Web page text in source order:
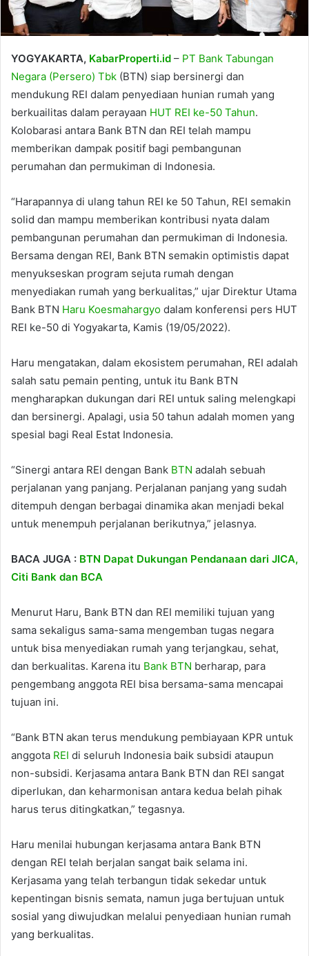
YOGYAKARTA, KabarProperti.id – PT Bank Tabungan
Negara (Persero) Tbk (BTN) siap bersinergi dan
mendukung REI dalam penyediaan hunian rumah yang
berkuailitas dalam perayaan HUT REI ke-50 Tahun.
Kolobarasi antara Bank BTN dan REI telah mampu
memberikan dampak positif bagi pembangunan
perumahan dan permukiman di Indonesia.
“Harapannya di ulang tahun REI ke 50 Tahun, REI semakin
solid dan mampu memberikan kontribusi nyata dalam
pembangunan perumahan dan permukiman di Indonesia.
Bersama dengan REI, Bank BTN semakin optimistis dapat
menyukseskan program sejuta rumah dengan
menyediakan rumah yang berkualitas,” ujar Direktur Utama
Bank BTN Haru Koesmahargyo dalam konferensi pers HUT
REI ke-50 di Yogyakarta, Kamis (19/05/2022).
Haru mengatakan, dalam ekosistem perumahan, REI adalah
salah satu pemain penting, untuk itu Bank BTN
mengharapkan dukungan dari REI untuk saling melengkapi
dan bersinergi. Apalagi, usia 50 tahun adalah momen yang
spesial bagi Real Estat Indonesia.
“Sinergi antara REI dengan Bank BTN adalah sebuah
perjalanan yang panjang. Perjalanan panjang yang sudah
ditempuh dengan berbagai dinamika akan menjadi bekal
untuk menempuh perjalanan berikutnya,” jelasnya.
BACA JUGA : BTN Dapat Dukungan Pendanaan dari JICA,
Citi Bank dan BCA
Menurut Haru, Bank BTN dan REI memiliki tujuan yang
sama sekaligus sama-sama mengemban tugas negara
untuk bisa menyediakan rumah yang terjangkau, sehat,
dan berkualitas. Karena itu Bank BTN berharap, para
pengembang anggota REI bisa bersama-sama mencapai
tujuan ini.
“Bank BTN akan terus mendukung pembiayaan KPR untuk
anggota REI di seluruh Indonesia baik subsidi ataupun
non-subsidi. Kerjasama antara Bank BTN dan REI sangat
diperlukan, dan keharmonisan antara kedua belah pihak
harus terus ditingkatkan,” tegasnya.
Haru menilai hubungan kerjasama antara Bank BTN
dengan REI telah berjalan sangat baik selama ini.
Kerjasama yang telah terbangun tidak sekedar untuk
kepentingan bisnis semata, namun juga bertujuan untuk
sosial yang diwujudkan melalui penyediaan hunian rumah
yang berkualitas.